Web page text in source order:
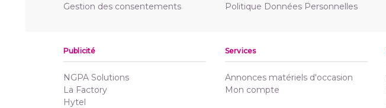
Gestion des consentements
Politique Données Personnelles
Publicité
NGPA Solutions
La Factory
Hytel
Services
Annonces matériels d'occasion
Mon compte